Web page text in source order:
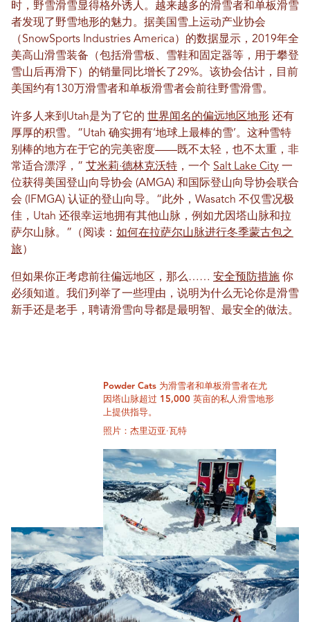
时，野雪滑雪显得格外诱人。越来越多的滑雪者和单板滑雪
者发现了野雪地形的魅力。据美国雪上运动产业协会
（SnowSports Industries America）的数据显示，2019年全
美高山滑雪装备（包括滑雪板、雪鞋和固定器等，用于攀登
雪山后再滑下）的销量同比增长了29%。该协会估计，目前
美国约有130万滑雪者和单板滑雪者会前往野雪滑雪。
许多人来到Utah是为了它的 世界闻名的偏远地区地形 还有
厚厚的积雪。“Utah 确实拥有‘地球上最棒的雪’。这种雪特
别棒的地方在于它的完美密度——既不太轻，也不太重，非
常适合漂浮，” 艾米莉·德林克沃特 ，一个 Salt Lake City 一
位获得美国登山向导协会 (AMGA) 和国际登山向导协会联合
会 (IFMGA) 认证的登山向导。“此外，Wasatch 不仅雪况极
佳，Utah 还很幸运地拥有其他山脉，例如尤因塔山脉和拉
萨尔山脉。”（阅读： 如何在拉萨尔山脉进行冬季蒙古包之
旅 ）
但如果你正考虑前往偏远地区，那么…… 安全预防措施 你
必须知道。我们列举了一些理由，说明为什么无论你是滑雪
新手还是老手，聘请滑雪向导都是最明智、最安全的做法。
Powder Cats 为滑雪者和单板滑雪者在尤
因塔山脉超过 15,000 英亩的私人滑雪地形
上提供指导。
照片：杰里迈亚·瓦特